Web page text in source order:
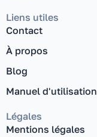
Liens utiles
Contact
À propos
Blog
Manuel d'utilisation
Légales
Mentions légales